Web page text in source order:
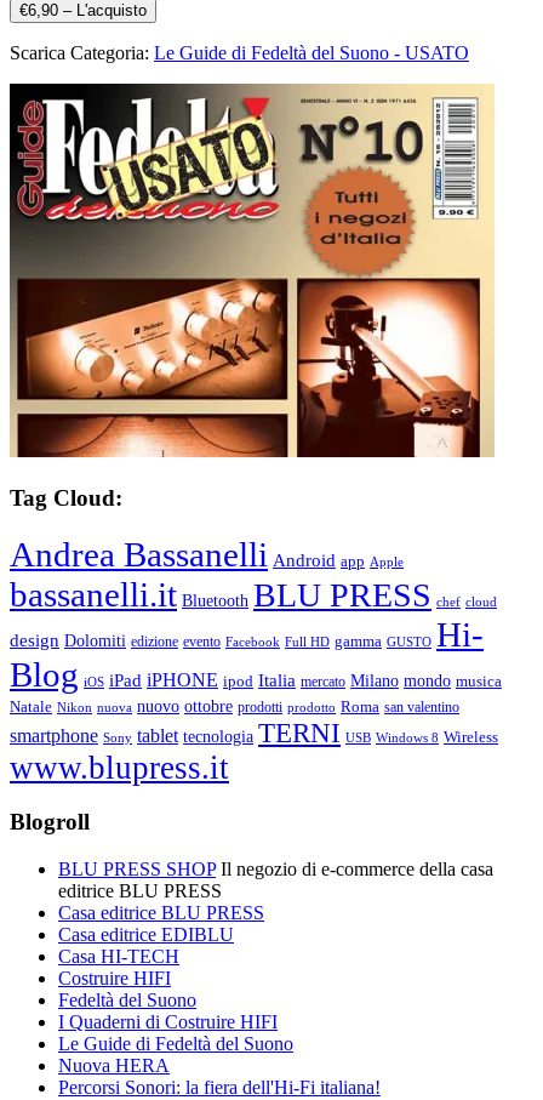
€6,90 – L'acquisto
Scarica Categoria: Le Guide di Fedeltà del Suono - USATO
Tag Cloud:
Andrea Bassanelli Android app Apple
bassanelli.it Bluetooth BLU PRESS chef cloud
design Dolomiti edizione evento Facebook Full HD gamma GUSTO Hi-
Blog iOS iPad iPHONE ipod Italia mercato Milano mondo musica
Natale Nikon nuova nuovo ottobre prodotti prodotto Roma san valentino
smartphone Sony tablet tecnologia TERNI USB Windows 8 Wireless
www.blupress.it
Blogroll
BLU PRESS SHOPIl negozio di e-commerce della casa
editrice BLU PRESS
Casa editrice BLU PRESS
Casa editrice EDIBLU
Casa HI-TECH
Costruire HIFI
Fedeltà del Suono
I Quaderni di Costruire HIFI
Le Guide di Fedeltà del Suono
Nuova HERA
Percorsi Sonori: la fiera dell'Hi-Fi italiana!